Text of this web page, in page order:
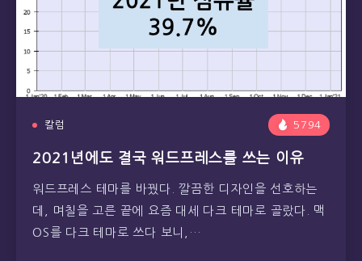
칼럼 5794
2021년에도 결국 워드프레스를 쓰는 이유
워드프레스 테마를 바꿨다. 깔끔한 디자인을 선호하는
데, 며칠을 고른 끝에 요즘 대세 다크 테마로 골랐다. 맥
OS를 다크 테마로 쓰다 보니,…